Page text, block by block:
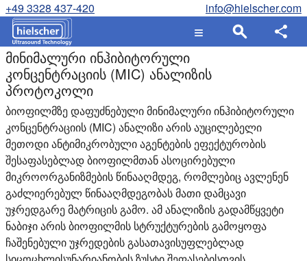
+49 3328 437-420 info@hielscher.com
მინიმალური ინჰიბიტორული
კონცენტრაციის (MIC) ანალიზის
პროტოკოლი
ბიოფილმზე დაფუძნებული მინიმალური ინჰიბიტორული
კონცენტრაციის (MIC) ანალიზი არის აუცილებელი
მეთოდი ანტიმიკრობული აგენტების ეფექტურობის
შესაფასებლად ბიოფილმთან ასოცირებული
მიკროორგანიზმების წინააღმდეგ, რომლებიც ავლენენ
გაძლიერებულ წინააღმდეგობას მათი დამცავი
უჯრედგარე მატრიცის გამო. ამ ანალიზის გადამწყვეტი
ნაბიჯი არის ბიოფილმის სტრუქტურების გამოყოფა
ჩაშენებული უჯრედების გასათავისუფლებლად